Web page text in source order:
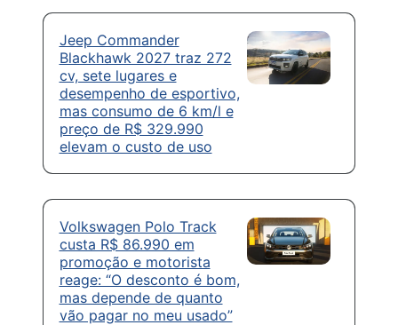
Jeep Commander
Blackhawk 2027 traz 272
cv, sete lugares e
desempenho de esportivo,
mas consumo de 6 km/l e
preço de R$ 329.990
elevam o custo de uso
Volkswagen Polo Track
custa R$ 86.990 em
promoção e motorista
reage: “O desconto é bom,
mas depende de quanto
vão pagar no meu usado”